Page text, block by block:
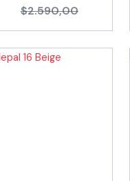
$2.590,00